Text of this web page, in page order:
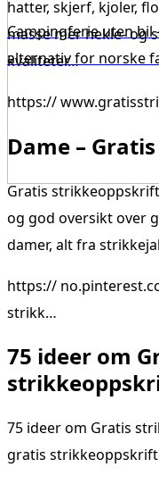
Campingferie uten
alternativ for norske
hatter, skjerf, kjoler,
masse mer hekle- og
kvaliteter…
https://
Dame –
Gratis
og god oversikt over
damer, alt fra
https://
strikk…
75 ideer om
75 ideer om Gratis
gratis